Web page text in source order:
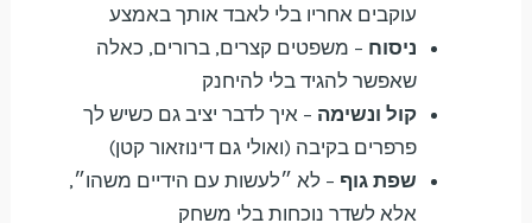
עוקבים אחריו בלי לאבד אותך באמצע
ניסוח – משפטים קצרים, ברורים, כאלה
שאפשר להגיד בלי להיחנק
קול ונשימה – איך לדבר יציב גם כשיש לך
פרפרים בקיבה (ואולי גם דינוזאור קטן)
שפת גוף – לא ״לעשות עם הידיים משהו״,
אלא לשדר נוכחות בלי משחק